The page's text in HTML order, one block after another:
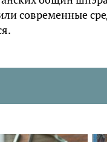
современные